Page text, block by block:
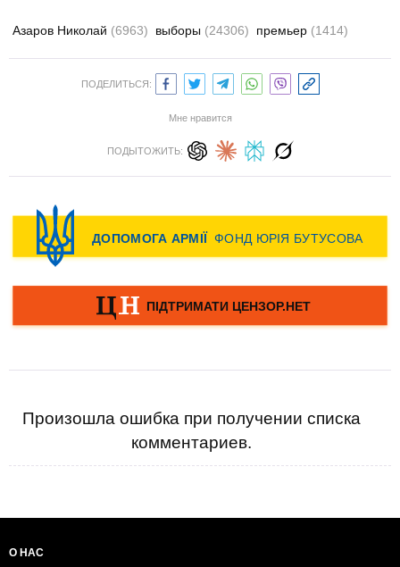
Азаров Николай (6963) выборы (24306) премьер (1414)
ПОДЕЛИТЬСЯ:
Мне нравится
ПОДЫТОЖИТЬ:
Произошла ошибка при получении списка
комментариев.
О НАС